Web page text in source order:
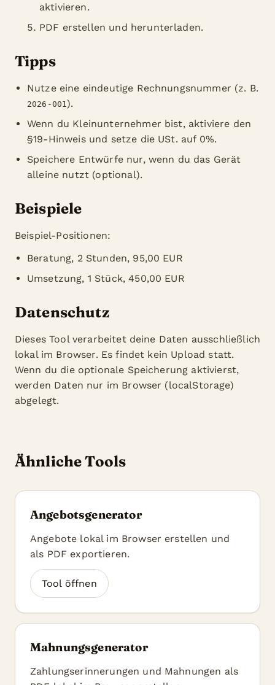
aktivieren.
PDF erstellen und herunterladen.
Tipps
Nutze eine eindeutige Rechnungsnummer (z. B.
2026-001 ).
Wenn du Kleinunternehmer bist, aktiviere den
§19-Hinweis und setze die USt. auf 0%.
Speichere Entwürfe nur, wenn du das Gerät
alleine nutzt (optional).
Beispiele
Beispiel-Positionen:
Beratung, 2 Stunden, 95,00 EUR
Umsetzung, 1 Stück, 450,00 EUR
Datenschutz
Dieses Tool verarbeitet deine Daten ausschließlich
lokal im Browser. Es findet kein Upload statt.
Wenn du die optionale Speicherung aktivierst,
werden Daten nur im Browser (localStorage)
abgelegt.
Ähnliche Tools
Angebotsgenerator
Angebote lokal im Browser erstellen und
als PDF exportieren.
Tool öffnen
Mahnungsgenerator
Zahlungserinnerungen und Mahnungen als